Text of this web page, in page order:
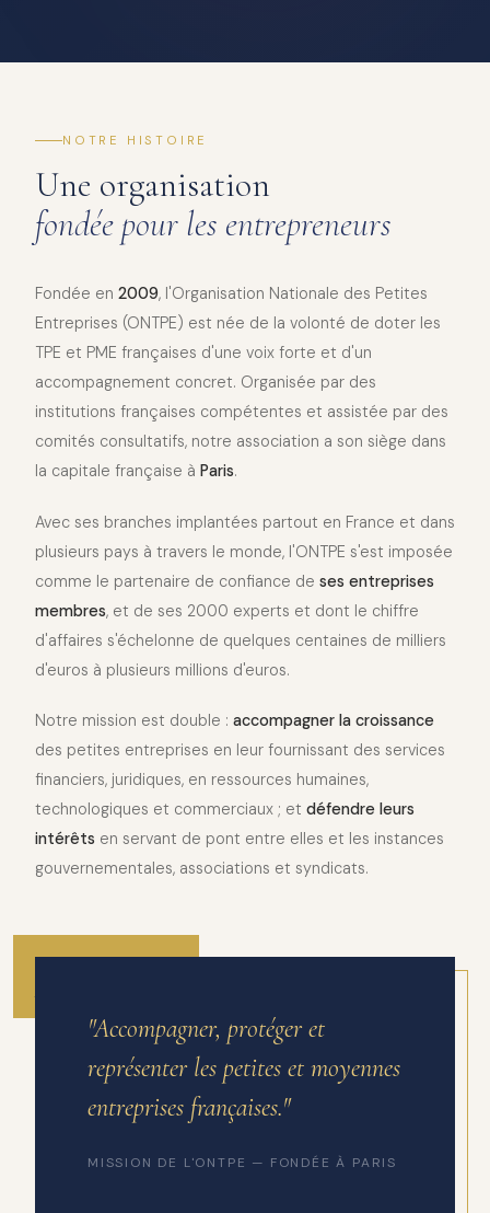
NOTRE HISTOIRE
Une organisation
fondée pour les entrepreneurs
Fondée en 2009, l'Organisation Nationale des Petites
Entreprises (ONTPE) est née de la volonté de doter les
TPE et PME françaises d'une voix forte et d'un
accompagnement concret. Organisée par des
institutions françaises compétentes et assistée par des
comités consultatifs, notre association a son siège dans
la capitale française à Paris.
Avec ses branches implantées partout en France et dans
plusieurs pays à travers le monde, l'ONTPE s'est imposée
comme le partenaire de confiance de ses entreprises
membres, et de ses 2000 experts et dont le chiffre
d'affaires s'échelonne de quelques centaines de milliers
d'euros à plusieurs millions d'euros.
Notre mission est double : accompagner la croissance
des petites entreprises en leur fournissant des services
financiers, juridiques, en ressources humaines,
technologiques et commerciaux ; et défendre leurs
intérêts en servant de pont entre elles et les instances
gouvernementales, associations et syndicats.
2010
ANNÉE DE FONDATION
"Accompagner, protéger et
représenter les petites et moyennes
entreprises françaises."
MISSION DE L'ONTPE — FONDÉE À PARIS